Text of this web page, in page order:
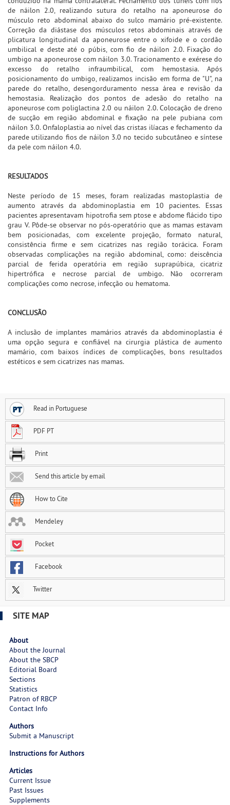
de náilon 2.0, realizando sutura do retalho na aponeurose do
músculo reto abdominal abaixo do sulco mamário pré-existente.
Correção da diástase dos músculos retos abdominais através de
plicatura longitudinal da aponeurose entre o xifoide e o cordão
umbilical e deste até o púbis, com fio de náilon 2.0. Fixação do
umbigo na aponeurose com náilon 3.0. Tracionamento e exérese do
excesso do retalho infraumbilical, com hemostasia. Após
posicionamento do umbigo, realizamos incisão em forma de "U", na
parede do retalho, desengorduramento nessa área e revisão da
hemostasia. Realização dos pontos de adesão do retalho na
aponeurose com poliglactina 2.0 ou náilon 2.0. Colocação de dreno
de sucção em região abdominal e fixação na pele pubiana com
náilon 3.0. Onfaloplastia ao nível das cristas ilíacas e fechamento da
parede utilizando fios de náilon 3.0 no tecido subcutâneo e síntese
da pele com náilon 4.0.
RESULTADOS
Neste período de 15 meses, foram realizadas mastoplastia de
aumento através da abdominoplastia em 10 pacientes. Essas
pacientes apresentavam hipotrofia sem ptose e abdome flácido tipo
grau V. Pôde-se observar no pós-operatório que as mamas estavam
bem posicionadas, com excelente projeção, formato natural,
consistência firme e sem cicatrizes nas região torácica. Foram
observadas complicações na região abdominal, como: deiscência
parcial de ferida operatória em região suprapúbica, cicatriz
hipertrófica e necrose parcial de umbigo. Não ocorreram
complicações como necrose, infecção ou hematoma.
CONCLUSÃO
A inclusão de implantes mamários através da abdominoplastia é
uma opção segura e confiável na cirurgia plástica de aumento
mamário, com baixos índices de complicações, bons resultados
estéticos e sem cicatrizes nas mamas.
Read in Portuguese
PDF PT
Print
Send this article by email
How to Cite
Mendeley
Pocket
Facebook
Twitter
SITE MAP
About
About the Journal
About the SBCP
Editorial Board
Sections
Statistics
Patron of RBCP
Contact Info
Authors
Submit a Manuscript
Instructions for Authors
Articles
Current Issue
Past Issues
Supplements